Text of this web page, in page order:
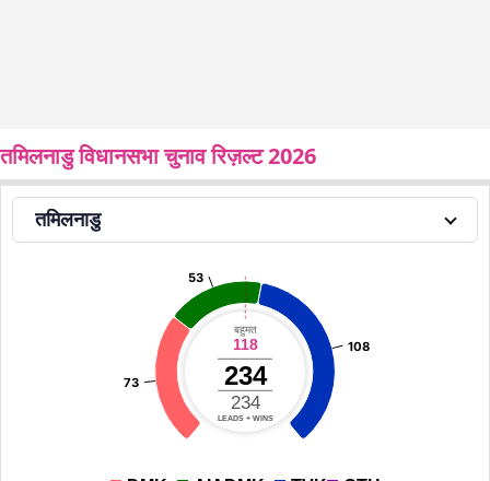
तमिलनाडु विधानसभा चुनाव रिज़ल्ट 2026